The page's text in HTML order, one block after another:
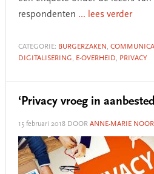
respondenten ... lees verder
CATEGORIE: BURGERZAKEN ,
DIGITALISERING, E-OVERHEID, PRIVACY
‘Privacy vroeg in
15 februari 2018DOOR ANNE-MARIE